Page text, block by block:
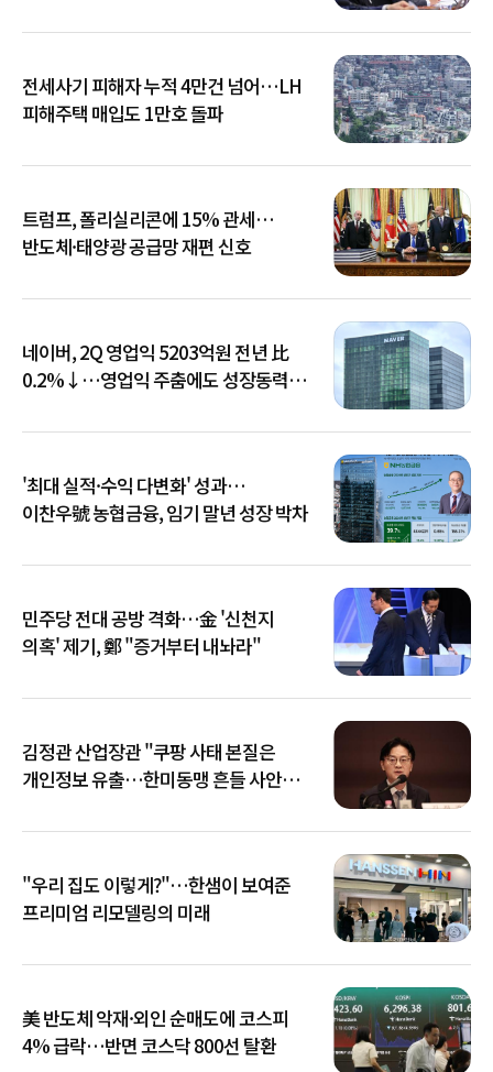
전세사기 피해자 누적 4만건 넘어…LH
피해주택 매입도 1만호 돌파
트럼프, 폴리실리콘에 15% 관세…
반도체·태양광 공급망 재편 신호
네이버, 2Q 영업익 5203억원 전년 比
0.2%↓…영업익 주춤에도 성장동력
'최대 실적·수익 다변화' 성과…
이찬우號 농협금융, 임기 말년 성장 박차
민주당 전대 공방 격화…金 '신천지
의혹' 제기, 鄭 "증거부터 내놔라"
김정관 산업장관 "쿠팡 사태 본질은
개인정보 유출…한미동맹 흔들 사안
"우리 집도 이렇게?"…한샘이 보여준
프리미엄 리모델링의 미래
美 반도체 악재·외인 순매도에 코스피
4% 급락…반면 코스닥 800선 탈환